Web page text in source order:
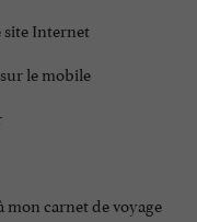
Internet
le mobile
mon carnet de voyage